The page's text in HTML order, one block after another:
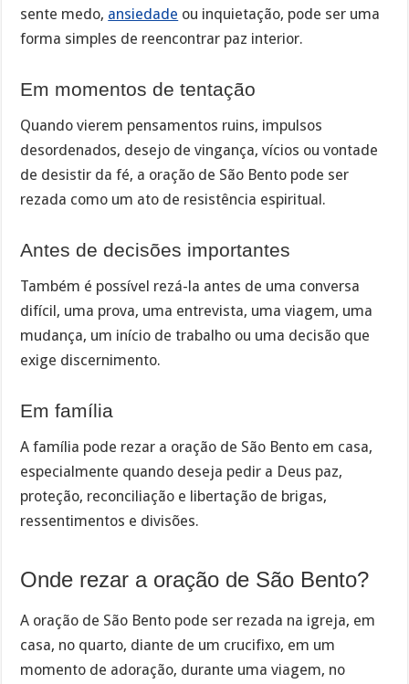
sente medo, ansiedade ou inquietação, pode ser uma
forma simples de reencontrar paz interior.
Em momentos de tentação
Quando vierem pensamentos ruins, impulsos
desordenados, desejo de vingança, vícios ou vontade
de desistir da fé, a oração de São Bento pode ser
rezada como um ato de resistência espiritual.
Antes de decisões importantes
Também é possível rezá-la antes de uma conversa
difícil, uma prova, uma entrevista, uma viagem, uma
mudança, um início de trabalho ou uma decisão que
exige discernimento.
Em família
A família pode rezar a oração de São Bento em casa,
especialmente quando deseja pedir a Deus paz,
proteção, reconciliação e libertação de brigas,
ressentimentos e divisões.
Onde rezar a oração de São Bento?
A oração de São Bento pode ser rezada na igreja, em
casa, no quarto, diante de um crucifixo, em um
momento de adoração, durante uma viagem, no